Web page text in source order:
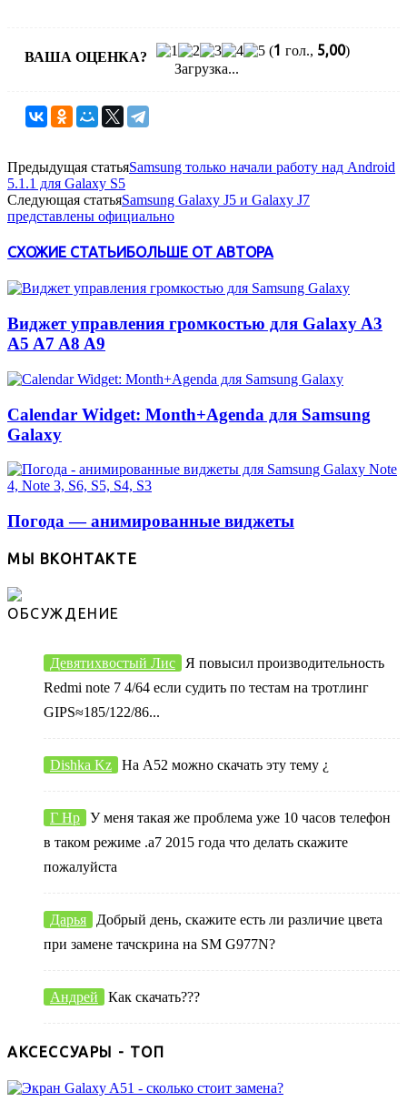
ВАША ОЦЕНКА? (1 гол., 5,00)
Загрузка...
Предыдущая статьяSamsung только начали работу над Android
5.1.1 для Galaxy S5
Следующая статьяSamsung Galaxy J5 и Galaxy J7
представлены официально
СХОЖИЕ СТАТЬИБОЛЬШЕ ОТ АВТОРА
Виджет управления громкостью для Galaxy A3
A5 A7 A8 A9
Calendar Widget: Month+Agenda для Samsung
Galaxy
Погода — анимированные виджеты
МЫ ВКОНТАКТЕ
ОБСУЖДЕНИЕ
Девятихвостый Лис
Я повысил производительность
Redmi note 7 4/64 если судить по тестам на тротлинг
GIPS≈185/122/86...
Dishka Kz На А52 можно скачать эту тему ¿
Г Нр
У меня такая же проблема уже 10 часов телефон
в таком режиме .а7 2015 года что делать скажите
пожалуйста
Дарья
Добрый день, скажите есть ли различие цвета
при замене тачскрина на SM G977N?
Андрей Как скачать???
АКСЕССУАРЫ - ТОП